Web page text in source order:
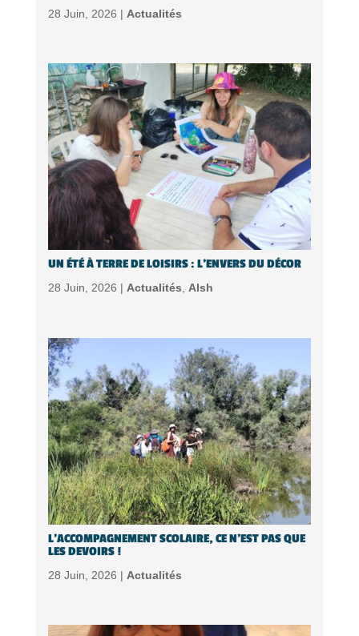
28 Juin, 2026 | Actualités
UN ÉTÉ À TERRE DE LOISIRS : L’ENVERS DU DÉCOR
28 Juin, 2026 | Actualités, Alsh
L’ACCOMPAGNEMENT SCOLAIRE, CE N’EST PAS QUE
LES DEVOIRS !
28 Juin, 2026 | Actualités